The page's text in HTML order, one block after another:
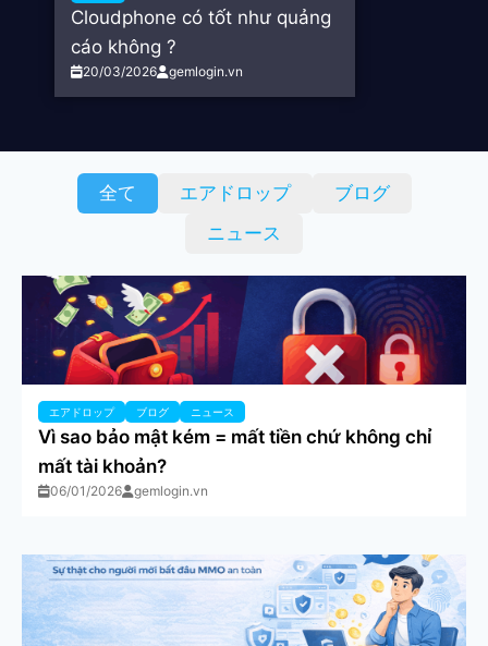
Cloudphone có tốt như quảng
cáo không ?
20/03/2026 gemlogin.vn
全て エアドロップ
ブログ
ニュース
エアドロップ ブログ ニュース
Vì sao bảo mật kém = mất tiền chứ không chỉ
mất tài khoản?
06/01/2026 gemlogin.vn